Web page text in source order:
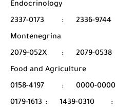
Endocrinology
2337-0173
: 2336-9744
Montenegrina
2079-052X
: 2079-0538
Food and Agriculture
0158-4197
: 0000-0000
0179-1613 : 1439-0310 :